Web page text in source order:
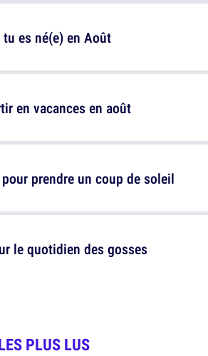
es né(e) en Août
prendre un coup de soleil
en vacances en août
le quotidien des gosses
PLUS LUS